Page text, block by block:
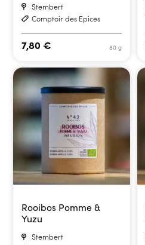
Stembert
Comptoir des Epices
80 g
7,80€
Rooibos Pomme &
Yuzu
Stembert